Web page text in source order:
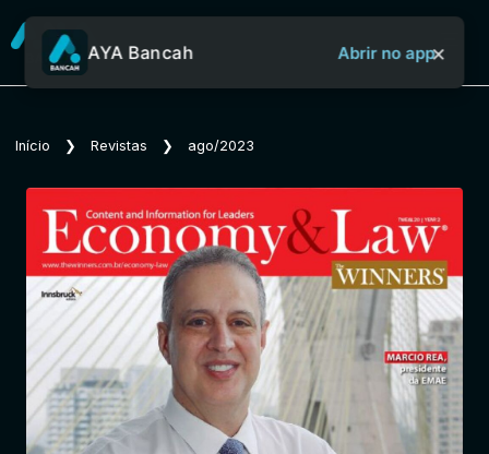
Sobre o Aya Bancah
Início
Revistas
Jornais
AYA Bancah Abrir no app×
Início ❯ Revistas ❯ ago/2023